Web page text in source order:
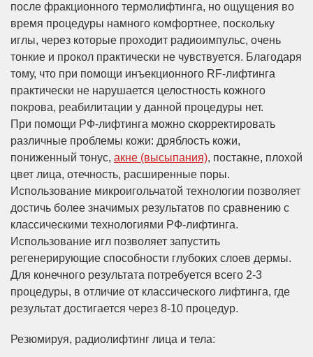
после фракционного термолифтинга, но ощущения во
время процедуры намного комфортнее, поскольку
иглы, через которые проходит радиоимпульс, очень
тонкие и прокол практически не чувствуется. Благодаря
тому, что при помощи инъекционного RF-лифтинга
практически не нарушается целостность кожного
покрова, реабилитации у данной процедуры нет.
При помощи РФ-лифтинга можно скорректировать
различные проблемы кожи: дряблость кожи,
пониженный тонус, акне (высыпания), постакне, плохой
цвет лица, отечность, расширенные поры.
Использование микроигольчатой технологии позволяет
достичь более значимых результатов по сравнению с
классическими технологиями РФ-лифтинга.
Использование игл позволяет запустить
регенерирующие способности глубоких слоев дермы.
Для конечного результата потребуется всего 2-3
процедуры, в отличие от классического лифтинга, где
результат достигается через 8-10 процедур.
Резюмируя, радиолифтинг лица и тела: